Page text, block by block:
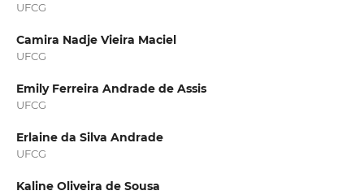
UFCG
Camira Nadje Vieira Maciel
UFCG
Emily Ferreira Andrade de Assis
UFCG
Erlaine da Silva Andrade
UFCG
Kaline Oliveira de Sousa